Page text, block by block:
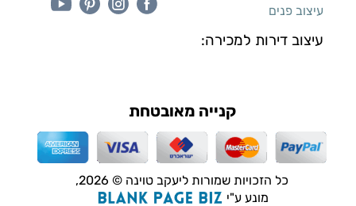
עיצוב פנים
עיצוב דירות למכירה:
קנייה מאובטחת
כל הזכויות שמורות ליעקב טוינה © 2026,
מונע ע"י